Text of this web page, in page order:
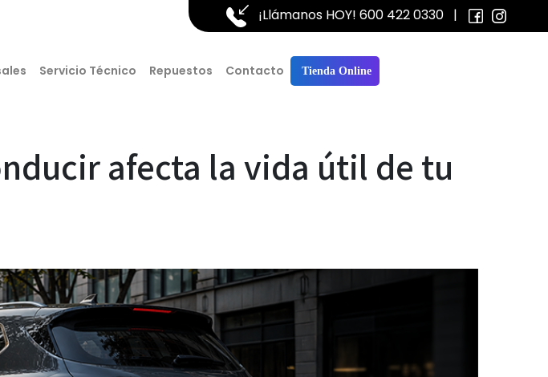
¡Llámanos HOY! 600 422 0330 |
Servicio Técnico Repuestos Contacto Tienda Online
afecta la vida útil de tu